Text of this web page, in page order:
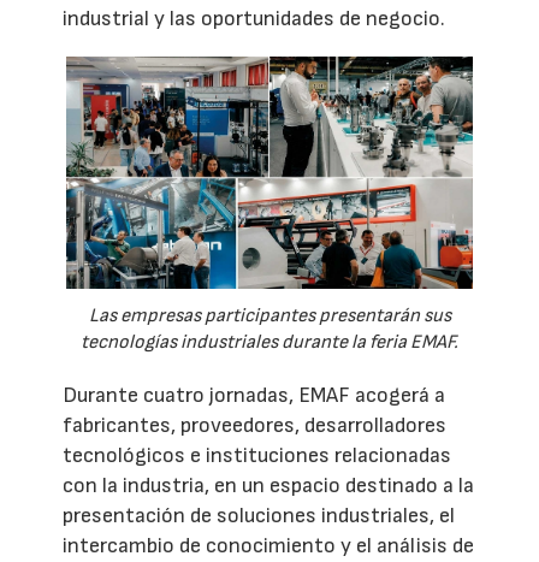
industrial y las oportunidades de negocio.
Las empresas participantes presentarán sus
tecnologías industriales durante la feria EMAF.
Durante cuatro jornadas, EMAF acogerá a
fabricantes, proveedores, desarrolladores
tecnológicos e instituciones relacionadas
con la industria, en un espacio destinado a la
presentación de soluciones industriales, el
intercambio de conocimiento y el análisis de